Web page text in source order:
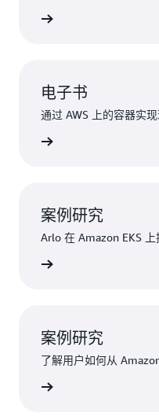
电子书
通过 AWS 上的容器实
案例研究
Arlo 在 Amazon EKS
案例研究
了解用户如何从